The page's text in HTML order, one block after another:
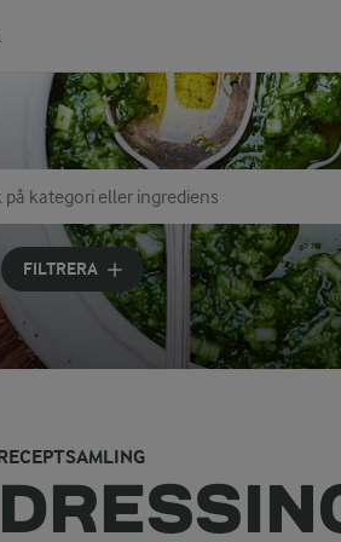
på kategori eller ingrediens
in sökord för att få förslag
FILTRERA